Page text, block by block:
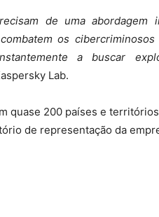
de uma abordagem
os
a buscar
Lab.
quase 200 países e
de representação da